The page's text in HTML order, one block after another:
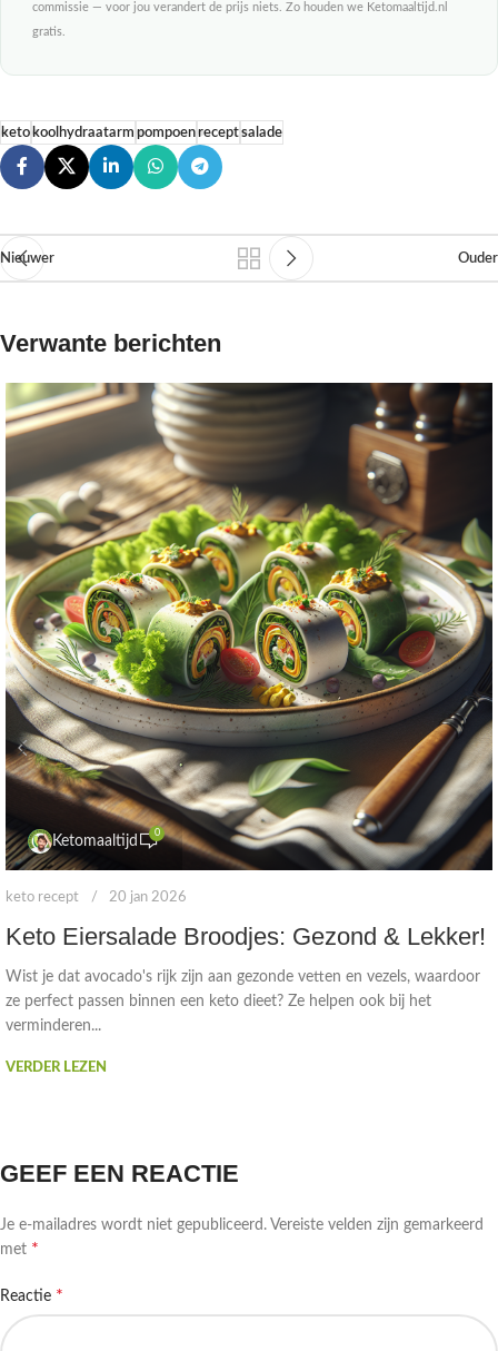
commissie — voor jou verandert de prijs niets. Zo houden we Ketomaaltijd.nl
gratis.
keto koolhydraatarm pompoenreceptsalade
Nieuwer Ouder
Verwante berichten
Ketomaaltijd
0
keto recept 20 jan 2026
Keto Eiersalade Broodjes: Gezond & Lekker!
Wist je dat avocado's rijk zijn aan gezonde vetten en vezels, waardoor
ze perfect passen binnen een keto dieet? Ze helpen ook bij het
verminderen...
VERDER LEZEN
GEEF EEN REACTIE
Je e-mailadres wordt niet gepubliceerd. Vereiste velden zijn gemarkeerd
met *
Reactie *